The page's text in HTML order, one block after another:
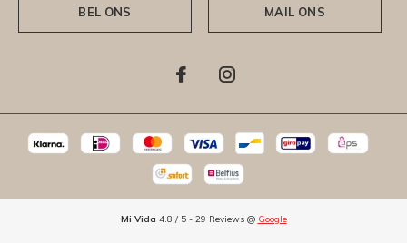
BEL ONS MAIL ONS
Mi Vida 4.8 / 5- 29 Reviews @ Google